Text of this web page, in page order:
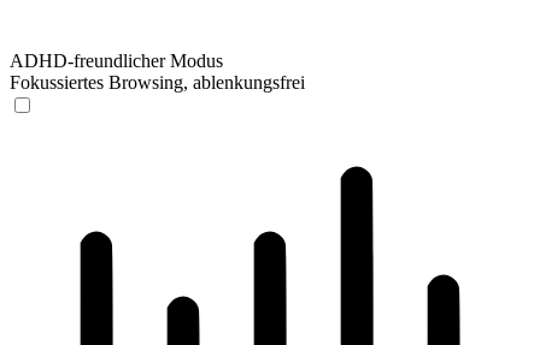
ADHD-freundlicher Modus
Fokussiertes Browsing, ablenkungsfrei